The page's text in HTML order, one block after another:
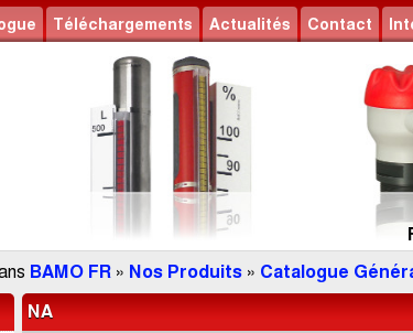
Téléchargements Actualités Contact
BAMO FR » Nos Produits » Catalogue
NA